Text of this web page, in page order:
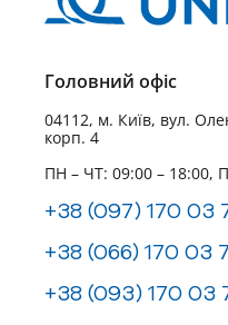
Головний офіс
04112, м. Київ, вул.
корп. 4
ПН – ЧТ: 09:00 – 18:00,
+38 (097) 170 03
+38 (066) 170 03
+38 (093) 170 03